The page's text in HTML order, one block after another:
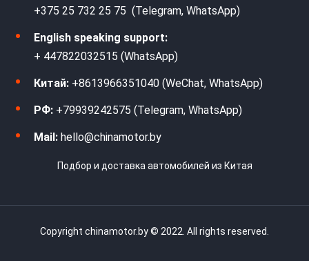
+375 25 732 25 75 (Telegram, WhatsApp)
English speaking support:
+ 447822032515 (WhatsApp)
Китай: +8613966351040 (WeChat, WhatsApp)
РФ: +79939242575 (Telegram, WhatsApp)
Mail: hello@chinamotor.by
Подбор и доставка автомобилей из Китая
Copyright chinamotor.by © 2022. All rights reserved.